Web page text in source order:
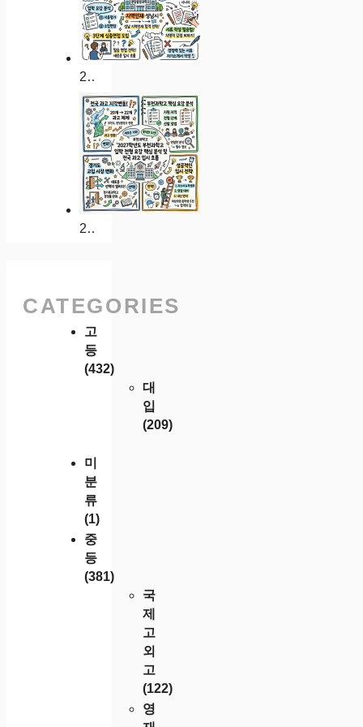
2027학년도 분당중앙과학고 입학 전형 요강 분석 및 성남 지역인재 합격 전략
2027학년도 부천과학고 입학 전형 요강 핵심 분석 및 전국 과고 입시 흐름
CATEGORIES
고
등
(432)
대
입
(209)
미
분
류
(1)
중
등
(381)
국
제
고
외
고
(122)
영